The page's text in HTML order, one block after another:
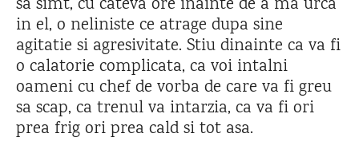
sa simt, cu cateva ore inainte de a ma urca
in el, o neliniste ce atrage dupa sine
agitatie si agresivitate. Stiu dinainte ca va fi
o calatorie complicata, ca voi intalni
oameni cu chef de vorba de care va fi greu
sa scap, ca trenul va intarzia, ca va fi ori
prea frig ori prea cald si tot asa.